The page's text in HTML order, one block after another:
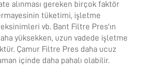
alınması gereken birçok faktör
tüketimi, işletme
vb. Bant Filtre Pres'ın
yüksekken, uzun vadede işletme
Çamur Filtre Pres daha ucuz
içinde daha pahalı olabilir.